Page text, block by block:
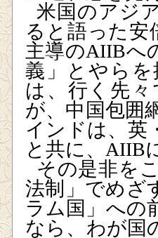
米国のアジ
ると語った安
主導のAIIBへ
義」とやら
は、行く先
が、中国包囲
インドは、英
と共に、 AIIB
その是非を
法制」でめざ
ラム国」への
なら、わが国